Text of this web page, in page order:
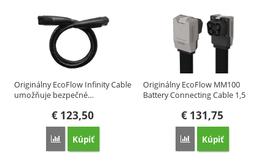
Originálny EcoFlow Infinity Cable
umožňuje bezpečné…
€ 123,50
Porovnať
Kúpiť
Originálny EcoFlow MM100
Battery Connecting Cable 1,5
€131,75
Porovnať
Kúpiť